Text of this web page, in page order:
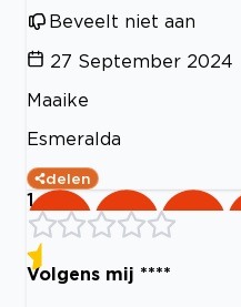
Beveelt niet aan
27 September 2024
Maaike
Esmeralda
delen
1
Volgens mij ****